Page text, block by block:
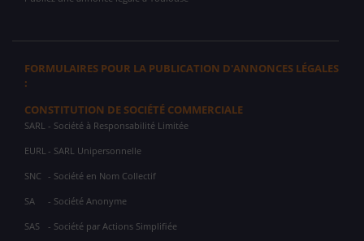
FORMULAIRES POUR LA PUBLICATION D'ANNONCES LÉGALES
:
CONSTITUTION DE SOCIÉTÉ COMMERCIALE
SARL - Société à Responsabilité Limitée
EURL - SARL Unipersonnelle
SNC - Société en Nom Collectif
SA - Société Anonyme
SAS - Société par Actions Simplifiée